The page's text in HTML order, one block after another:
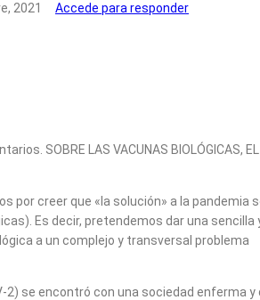
2021 Accede para responder
SOBRE LAS VACUNAS BIOLÓGICAS, EL
por creer que «la solución» a la pandemia
Es decir, pretendemos dar una sencilla
a un complejo y transversal problema
2) se encontró con una sociedad enferma y